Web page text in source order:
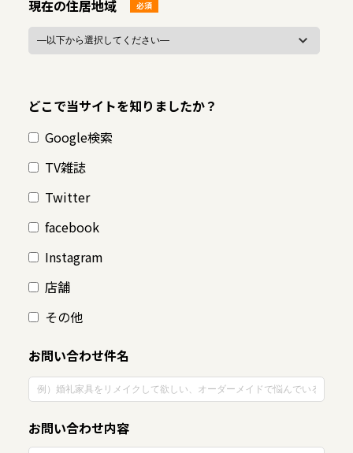
現在の住居地域 必須
どこで当サイトを知りましたか？
Google検索
TV雑誌
Twitter
facebook
Instagram
店舗
その他
お問い合わせ件名
お問い合わせ内容